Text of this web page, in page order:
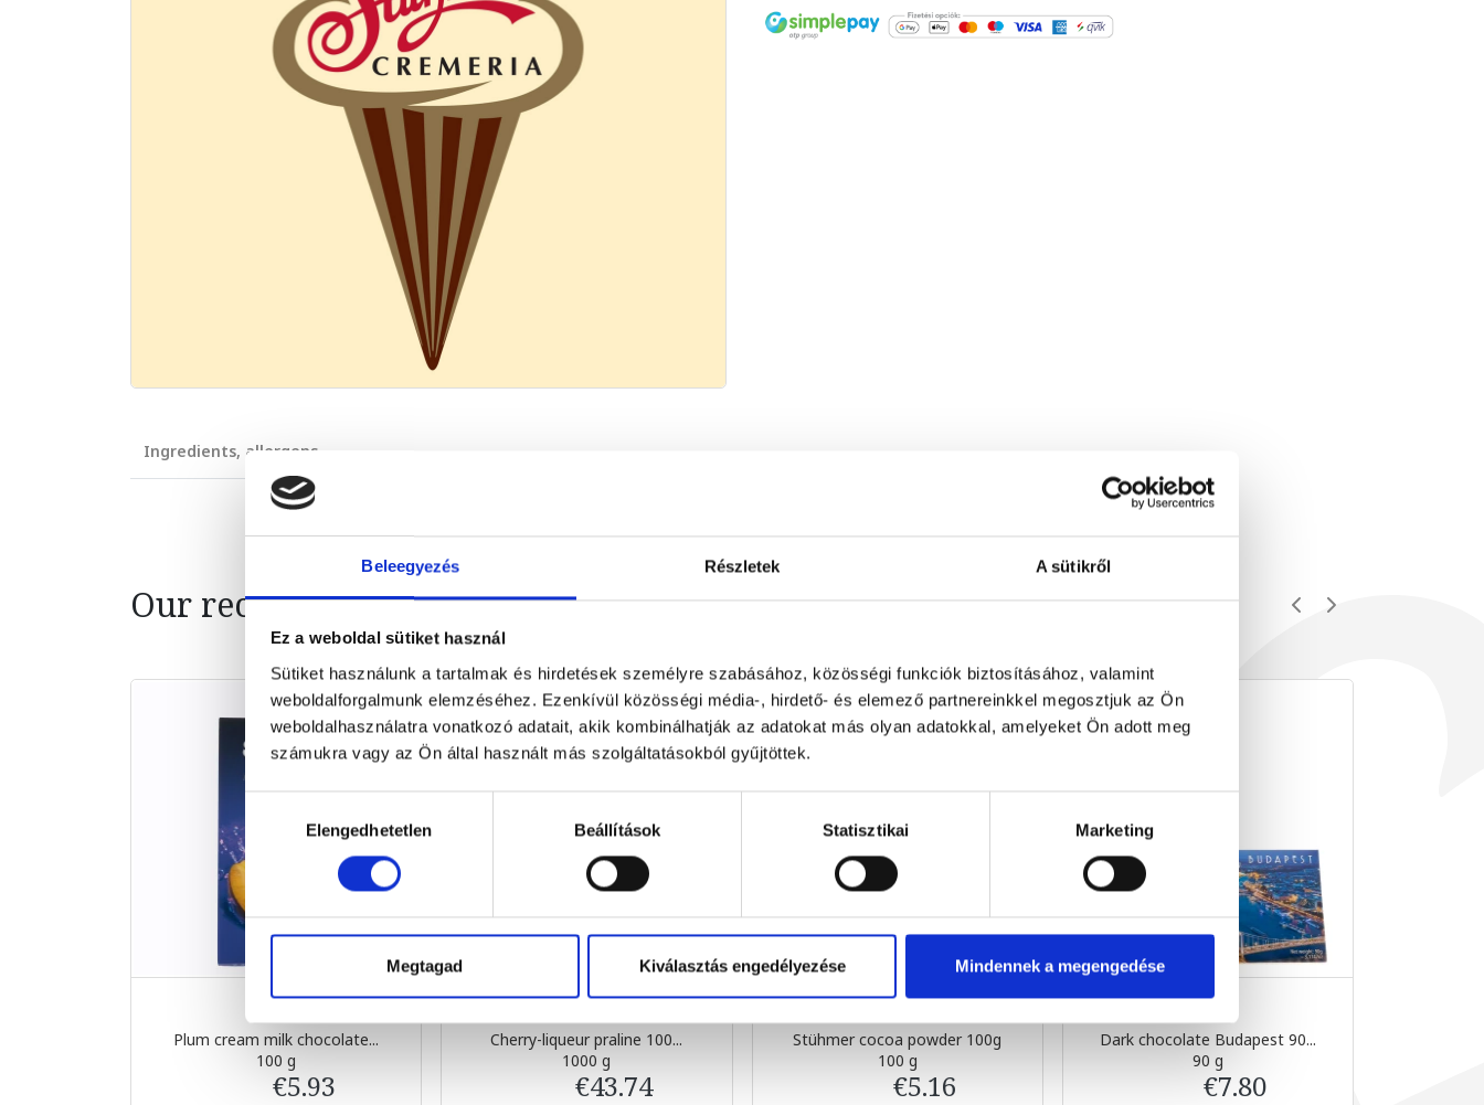
Beleegyezés Részletek A sütikről
Ez a weboldal sütiket használ
Sütiket használunk a tartalmak és hirdetések személyre szabásához, közösségi funkciók biztosításához, valamint
weboldalforgalmunk elemzéséhez. Ezenkívül közösségi média-, hirdető- és elemező partnereinkkel megosztjuk az Ön
weboldalhasználatra vonatkozó adatait, akik kombinálhatják az adatokat más olyan adatokkal, amelyeket Ön adott meg
számukra vagy az Ön által használt más szolgáltatásokból gyűjtöttek.
kiválasztásaElengedhetetlen Beállítások Statisztikai Marketing
Megtagad Kiválasztás engedélyezése Mindennek a megengedése
Ingredients, allergens
Our recommendation
Plum cream milk chocolate...
100 g
€5.93
Cherry-liqueur praline 100...
1000 g
€43.74
Stühmer cocoa powder 100g
100 g
€5.16
Dark chocolate Budapest 90...
90 g
€7.80